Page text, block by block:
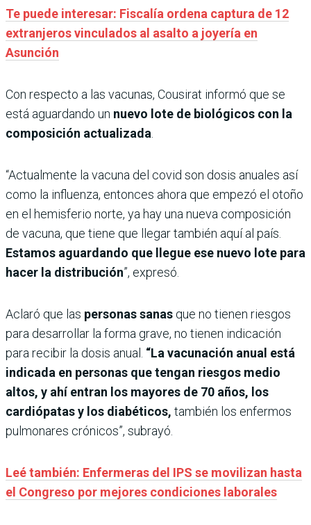
Te puede interesar: Fiscalía ordena captura de 12
extranjeros vinculados al asalto a joyería en
Asunción
Con respecto a las vacunas, Cousirat informó que se
está aguardando un nuevo lote de biológicos con la
composición actualizada
“Actualmente la vacuna del covid son dosis anuales así
como la influenza, entonces ahora que empezó el otoño
en el hemisferio norte, ya hay una nueva composición
de vacuna, que tiene que llegar también aquí al país.
Estamos aguardando que llegue ese nuevo lote para
hacer la distribución”, expresó.
Aclaró que las personas sanas que no tienen riesgos
para desarrollar la forma grave, no tienen indicación
para recibir la dosis anual.
“La vacunación anual está
indicada en personas que tengan riesgos medio
altos, y ahí entran los mayores de 70 años, los
cardiópatas y los diabéticos, también los enfermos
pulmonares crónicos”, subrayó.
Leé también: Enfermeras del IPS se movilizan hasta
el Congreso por mejores condiciones laborales